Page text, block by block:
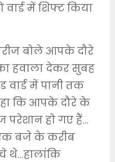
में शिफ्ट किया
बोले आपके दौरे
हवाला देकर सुबह
वार्ड में पानी तक
कि आपके दौरे के
हो गए हैं…
बजे के करीब
थे…हालांकि